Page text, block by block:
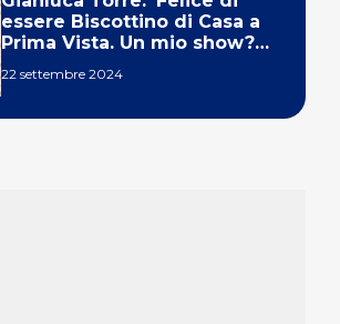
essere Biscottino di Casa a
Prima Vista. Un mio show?
22 settembre 2024